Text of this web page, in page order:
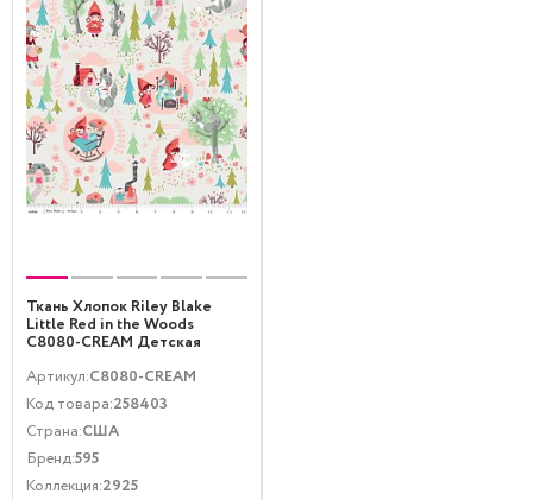
Ткань Хлопок Riley Blake
Little Red in the Woods
C8080-CREAM Детская
комиксы Мультиколор
Артикул:C8080-CREAM
Код товара:258403
Страна:США
Бренд:595
Коллекция:2925